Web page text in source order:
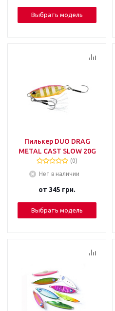
Выбрать модель
Пилькер DUO DRAG
METAL CAST SLOW 20G
(0)
Нет в наличии
от 345 грн.
Выбрать модель